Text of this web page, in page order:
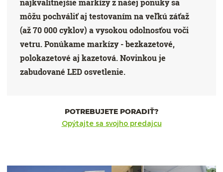
najkvalitnejšie markízy z našej ponuky sa
môžu pochváliť aj testovaním na veľkú záťaž
(až 70 000 cyklov) a vysokou odolnosťou voči
vetru. Ponúkame markízy - bezkazetové,
polokazetové aj kazetová. Novinkou je
zabudované LED osvetlenie.
POTREBUJETE PORADIŤ?
Opýtajte sa svojho predajcu